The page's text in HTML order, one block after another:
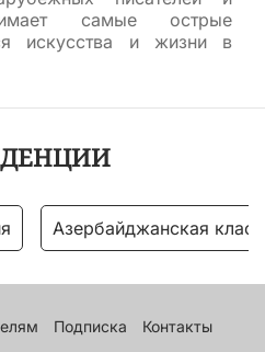
самые острые
искусства и жизни в
Азербайджанская
Подписка Контакты